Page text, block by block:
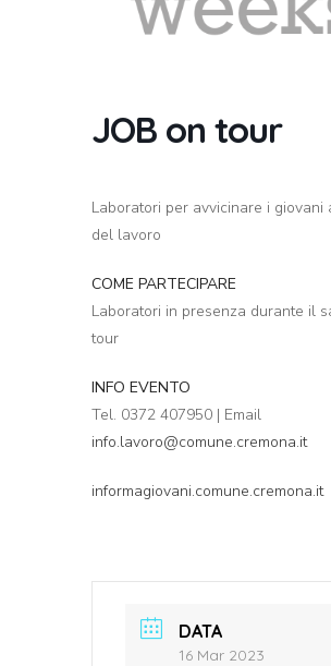
JOB on tour
Laboratori per avvicinare i giovani
del lavoro
COME PARTECIPARE
Laboratori in presenza durante il
tour
INFO EVENTO
Tel. 0372 407950 | Email
info.lavoro@comune.cremona.it
informagiovani.comune.cremona.it
DATA
16 Mar 2023